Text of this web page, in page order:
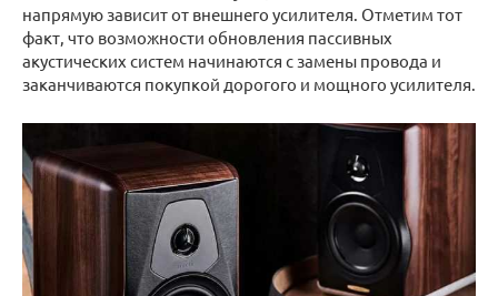
напрямую зависит от внешнего усилителя. Отметим тот
факт, что возможности обновления пассивных
акустических систем начинаются с замены провода и
заканчиваются покупкой дорогого и мощного усилителя.